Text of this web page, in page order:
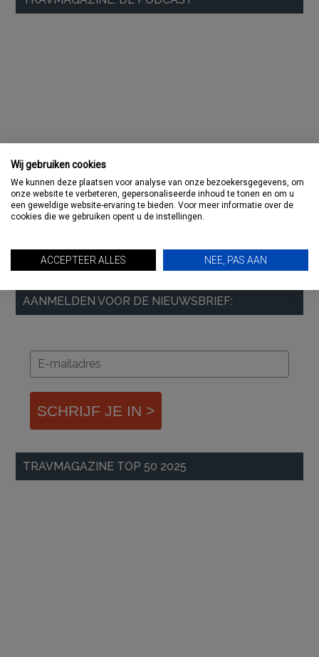
Sidebar
AANMELDEN VOOR DE NIEUWSBRIEF:
SCHRIJF JE IN >
TRAVMAGAZINE TOP 50 2025
Wij gebruiken cookies
We kunnen deze plaatsen voor analyse van onze bezoekersgegevens, om
onze website te verbeteren, gepersonaliseerde inhoud te tonen en om u
een geweldige website-ervaring te bieden. Voor meer informatie over de
cookies die we gebruiken opent u de instellingen.
ACCEPTEER ALLES NEE, PAS AAN